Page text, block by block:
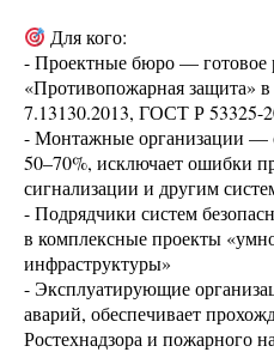
Для кого:
- Проектные бюро — готовое
«Противопожарная защита»
7.13130.2013, ГОСТ Р 53325-
- Монтажные организации —
50–70%, исключает ошибки
сигнализации и другим
- Подрядчики систем
в комплексные проекты
инфраструктуры»
- Эксплуатирующие
аварий, обеспечивает
Ростехнадзора и пожарного